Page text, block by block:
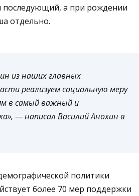
последующий, а при рождении
отдельно.
из наших главных
реализуем социальную меру
в самый важный и
— написал Василий Анохин в
политики
более 70 мер поддержки